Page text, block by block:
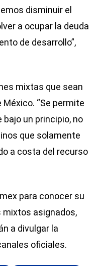
disminuir el
a ocupar la deuda
de desarrollo”,
mixtas que sean
“Se permite
bajo un principio, no
que solamente
a costa del recurso
para conocer su
asignados,
a divulgar la
oficiales.